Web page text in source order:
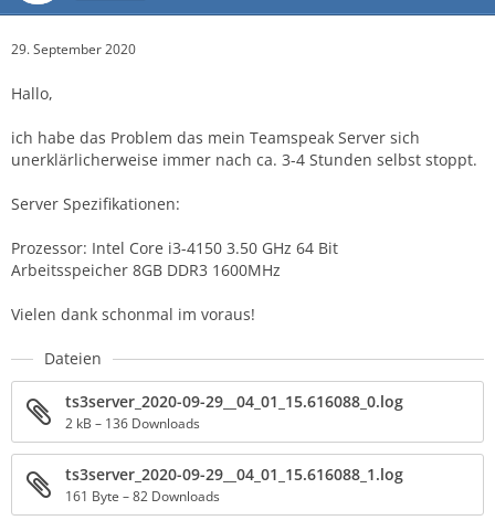
29. September 2020
Hallo,
ich habe das Problem das mein Teamspeak Server sich
unerklärlicherweise immer nach ca. 3-4 Stunden selbst stoppt.
Server Spezifikationen:
Prozessor: Intel Core i3-4150 3.50 GHz 64 Bit
Arbeitsspeicher 8GB DDR3 1600MHz
Vielen dank schonmal im voraus!
Dateien
ts3server_2020-09-29__04_01_15.616088_0.log
2 kB – 136 Downloads
ts3server_2020-09-29__04_01_15.616088_1.log
161 Byte – 82 Downloads